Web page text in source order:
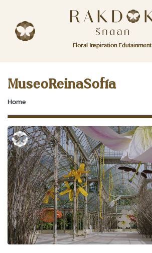
RakDok (รักดอก)
Floral Inspiration Edutainment
RakDok
Menu
MAGAZINE
EDUTAINMENT
RAKDOK
MARKET
ABOUT
CONTACT
Channel Facebook
MuseoReinaSofía
Home